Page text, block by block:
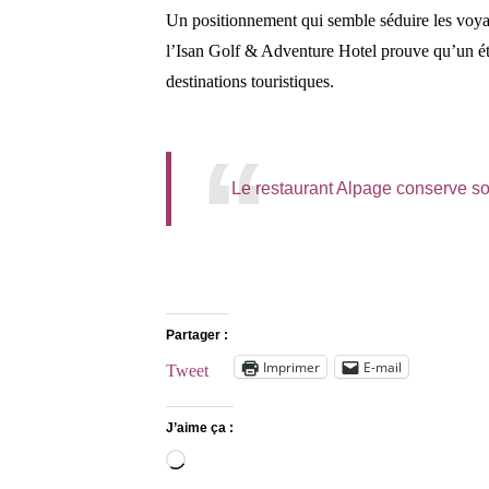
Un positionnement qui semble séduire les
l’Isan Golf & Adventure Hotel prouve qu’un
destinations touristiques.
Le restaurant Alpage conserve
Partager :
Tweet Imprimer E-mail
J’aime ça :
Chargement…